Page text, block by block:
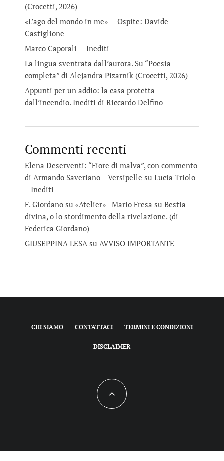
(Crocetti, 2026)
«L’ago del mondo in me» — Ospite: Davide
Castiglione
Marco Caporali — Inediti
La lingua sventrata dall’aurora. Su “Poesia
completa” di Alejandra Pizarnik (Crocetti, 2026)
Appunti per un addio: la casa protetta
dall’incendio. Inediti di Riccardo Delfino
Commenti recenti
Elena Deserventi: “Fiore di malva”, con commento
di Armando Saveriano – Versipelle su Lucia Triolo
– Inediti
F. Giordano su «Atelier» - Mario Fresa su Bestia
divina, o lo stordimento della rivelazione. (di
Federica Giordano)
GIUSEPPINA LESAsu AVVISO IMPORTANTE
CHI SIAMO CONTATTACI TERMINI E CONDIZIONI
DISCLAIMER